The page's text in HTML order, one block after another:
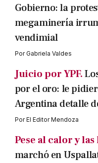
Gobierno: la
megaminería
vendimial
PorGabriela Valdes
Juicio por YPF.
por el oro: le
Argentina detalle
PorEl Editor Mendoza
Pese al calor y
marchó en